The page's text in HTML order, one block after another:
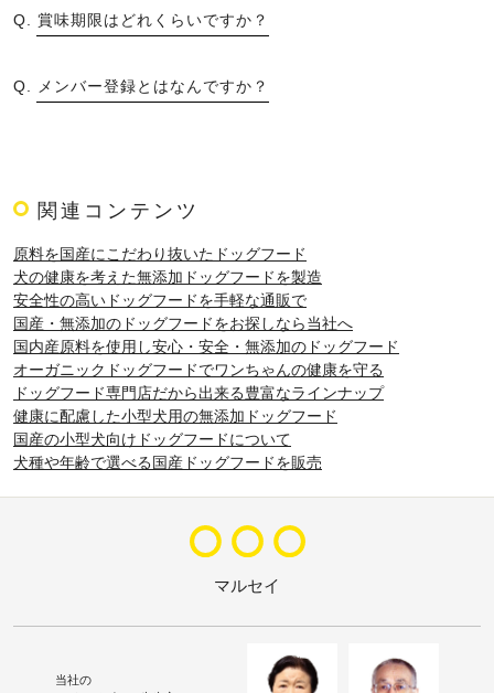
賞味期限はどれくらいですか？
メンバー登録とはなんですか？
関連コンテンツ
原料を国産にこだわり抜いたドッグフード
犬の健康を考えた無添加ドッグフードを製造
安全性の高いドッグフードを手軽な通販で
国産・無添加のドッグフードをお探しなら当社へ
国内産原料を使用し安心・安全・無添加のドッグフード
オーガニックドッグフードでワンちゃんの健康を守る
ドッグフード専門店だから出来る豊富なラインナップ
健康に配慮した小型犬用の無添加ドッグフード
国産の小型犬向けドッグフードについて
犬種や年齢で選べる国産ドッグフードを販売
マルセイ
当社の